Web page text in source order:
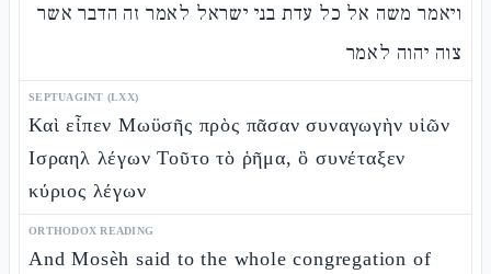
ויאמר משה אל כל עדת בני ישראל לאמר זה הדבר אשר
צוה יהוה לאמר
SEPTUAGINT (LXX)
Καὶ εἶπεν Μωϋσῆς πρὸς πᾶσαν συναγωγὴν υἱῶν
Ισραηλ λέγων Τοῦτο τὸ ῥῆμα, ὃ συνέταξεν
κύριος λέγων
ORTHODOX READING
And Mosèh said to the whole congregation of